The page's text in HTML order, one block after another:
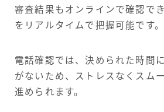
審査結果もオンラインで確認で
をリアルタイムで把握可能です。
電話確認では、決められた時間
がないため、ストレスなくスム
進められます。